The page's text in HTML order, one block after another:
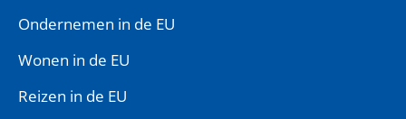
Ondernemen in de EU
Wonen in de EU
Reizen in de EU